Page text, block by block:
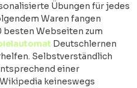
Übungen für jedes
Waren fangen
besten Webseiten zum
Deutschlernen
Selbstverständlich
einer
keineswegs